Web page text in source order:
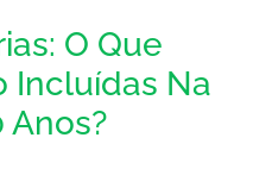
O Que
Incluídas Na
Anos?